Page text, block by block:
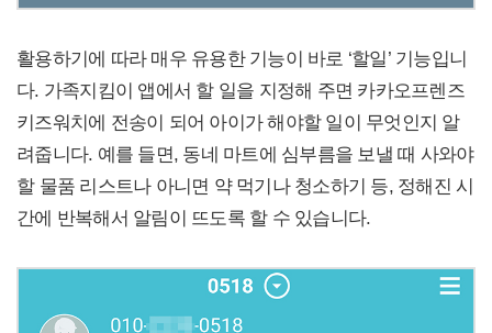
활용하기에 따라 매우 유용한 기능이 바로 ‘할일’ 기능입니
다. 가족지킴이 앱에서 할 일을 지정해 주면 카카오프렌즈
키즈워치에 전송이 되어 아이가 해야할 일이 무엇인지 알
려줍니다. 예를 들면, 동네 마트에 심부름을 보낼 때 사와야
할 물품 리스트나 아니면 약 먹기나 청소하기 등, 정해진 시
간에 반복해서 알림이 뜨도록 할 수 있습니다.